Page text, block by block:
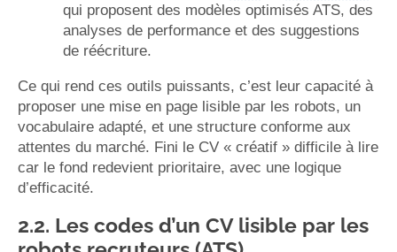
qui proposent des modèles optimisés ATS, des
analyses de performance et des suggestions
de réécriture.
Ce qui rend ces outils puissants, c’est leur capacité à
proposer une mise en page lisible par les robots, un
vocabulaire adapté, et une structure conforme aux
attentes du marché. Fini le CV « créatif » difficile à lire
car le fond redevient prioritaire, avec une logique
d’efficacité.
2.2. Les codes d’un CV lisible par les